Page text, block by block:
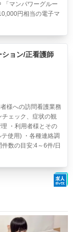
「マンパワーグルー
円相当の電子マ
ション/正看護師
様への訪問看護業務
ェック、症状の観
・利用者様とその
使用) ・各種連絡調
数の目安:4～6件/日